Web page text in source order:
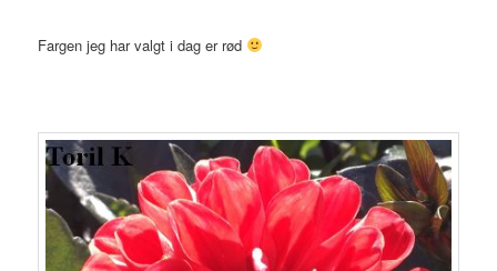
Fargen jeg har valgt i dag er rød